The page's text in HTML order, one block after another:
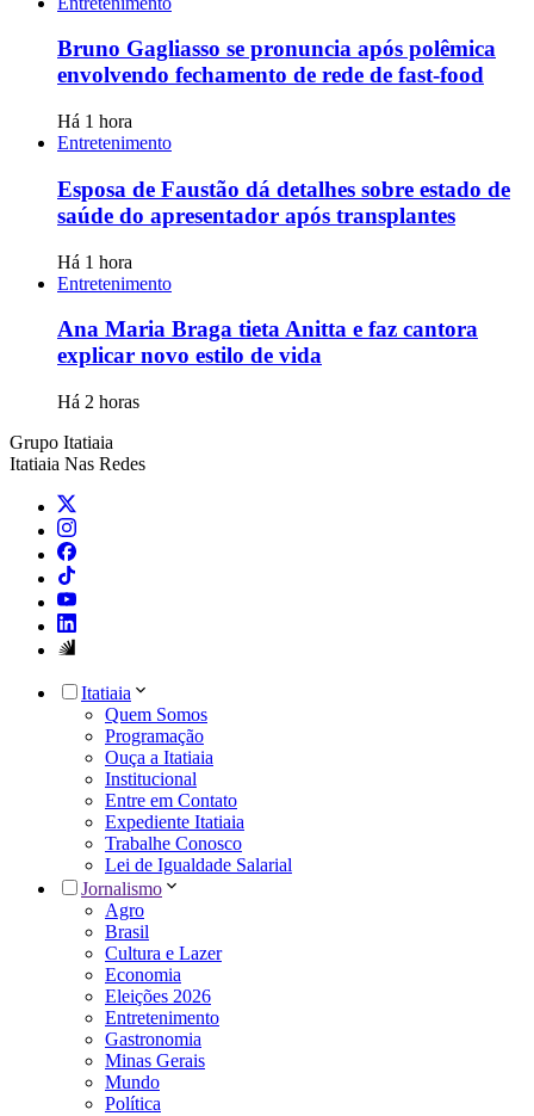
Bruno Gagliasso se pronuncia após polêmica
envolvendo fechamento de rede de fast-food
Há 1 hora
Entretenimento
Esposa de Faustão dá detalhes sobre estado de
saúde do apresentador após transplantes
Há 1 hora
Entretenimento
Ana Maria Braga tieta Anitta e faz cantora
explicar novo estilo de vida
Há 2 horas
Grupo Itatiaia
Itatiaia Nas Redes
Itatiaia
Quem Somos
Programação
Ouça a Itatiaia
Institucional
Entre em Contato
Expediente Itatiaia
Trabalhe Conosco
Lei de Igualdade Salarial
Jornalismo
Agro
Brasil
Cultura e Lazer
Economia
Eleições 2026
Entretenimento
Gastronomia
Minas Gerais
Mundo
Política